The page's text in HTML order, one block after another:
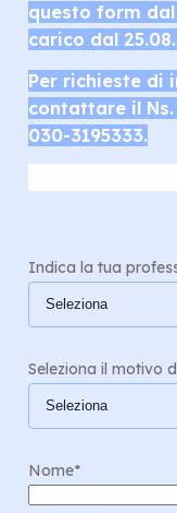
questo form
carico dal
Per richieste di
contattare il
030-3195333.
Indica la tua
Seleziona il motivo
Nome*